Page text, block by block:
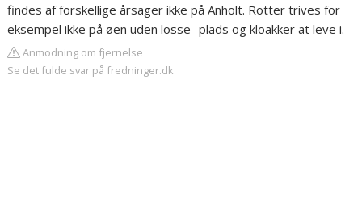
findes af forskellige årsager ikke på Anholt. Rotter trives for
eksempel ikke på øen uden losse- plads og kloakker at leve i.
Anmodning om fjernelse
Se det fulde svar på fredninger.dk